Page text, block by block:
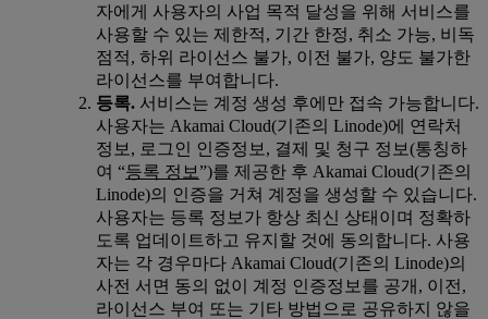
자에게 사용자의 사업 목적 달성을 위해 서비스를
사용할 수 있는 제한적, 기간 한정, 취소 가능, 비독
점적, 하위 라이선스 불가, 이전 불가, 양도 불가한
라이선스를 부여합니다.
등록. 서비스는 계정 생성 후에만 접속 가능합니다.
사용자는 Akamai Cloud(기존의 Linode)에 연락처
정보, 로그인 인증정보, 결제 및 청구 정보(통칭하
여 “등록 정보”)를 제공한 후 Akamai Cloud(기존의
Linode)의 인증을 거쳐 계정을 생성할 수 있습니다.
사용자는 등록 정보가 항상 최신 상태이며 정확하
도록 업데이트하고 유지할 것에 동의합니다. 사용
자는 각 경우마다 Akamai Cloud(기존의 Linode)의
사전 서면 동의 없이 계정 인증정보를 공개, 이전,
라이선스 부여 또는 기타 방법으로 공유하지 않을